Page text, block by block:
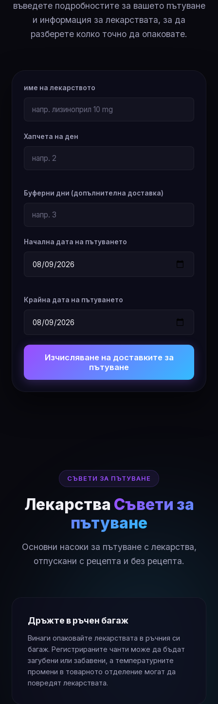
въведете подробностите за вашето пътуване
и информация за лекарствата, за да
разберете колко точно да опаковате.
име на лекарството
Хапчета на ден
Буферни дни (допълнителна доставка)
Начална дата на пътуването
Крайна дата на пътуването
Изчисляване на доставките за
пътуване
СЪВЕТИ ЗА ПЪТУВАНЕ
Лекарства Съвети за
пътуване
Основни насоки за пътуване с лекарства,
отпускани с рецепта и без рецепта.
Дръжте в ръчен багаж
Винаги опаковайте лекарствата в ръчния си
багаж. Регистрираните чанти може да бъдат
загубени или забавени, а температурните
промени в товарното отделение могат да
повредят лекарствата.